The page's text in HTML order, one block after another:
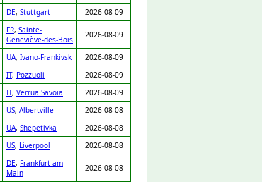
DE, Stuttgart
2026-08-09
FR, Sainte-
Geneviève-des-Bois
2026-08-09
UA, Ivano-Frankivsk
2026-08-09
IT, Pozzuoli
2026-08-09
IT, Verrua Savoia
2026-08-09
US, Albertville
2026-08-08
UA, Shepetivka
2026-08-08
US, Liverpool
2026-08-08
DE, Frankfurt am
Main
2026-08-08